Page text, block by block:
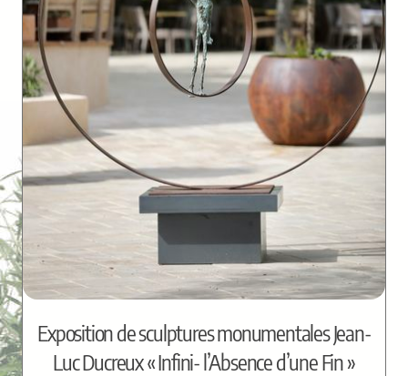
Exposition de sculptures monumentales Jean-
Luc Ducreux « Infini- l’Absence d’une Fin »